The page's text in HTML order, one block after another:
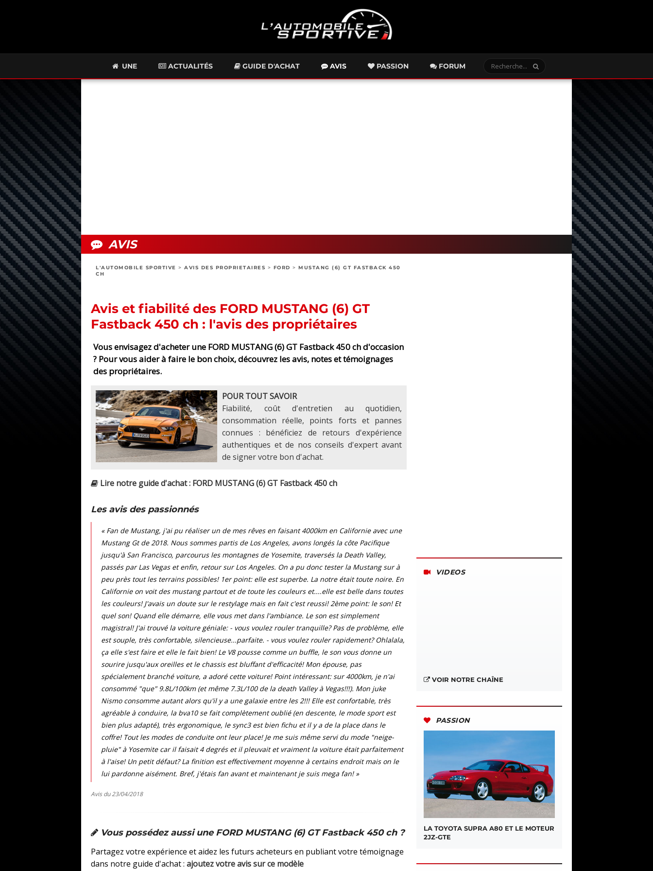
UNE ACTUALITÉS GUIDE D'ACHAT AVIS PASSION FORUM
AVIS
L'AUTOMOBILE SPORTIVE > AVIS DES PROPRIETAIRES > FORD > MUSTANG (6) GT FASTBACK 450
CH
Avis et fiabilité des FORD MUSTANG (6) GT
Fastback 450 ch : l'avis des propriétaires
Vous envisagez d'acheter une FORD MUSTANG (6) GT Fastback 450 ch d'occasion
? Pour vous aider à faire le bon choix, découvrez les avis, notes et témoignages
des propriétaires.
POUR TOUT SAVOIR
Fiabilité, coût d'entretien au quotidien,
consommation réelle, points forts et pannes
connues : bénéficiez de retours d'expérience
authentiques et de nos conseils d'expert avant
de signer votre bon d'achat.
Lire notre guide d'achat : FORD MUSTANG (6) GT Fastback 450 ch
Les avis des passionnés
« Fan de Mustang, j'ai pu réaliser un de mes rêves en faisant 4000km en Californie avec une
Mustang Gt de 2018. Nous sommes partis de Los Angeles, avons longés la côte Pacifique
jusqu'à San Francisco, parcourus les montagnes de Yosemite, traversés la Death Valley,
passés par Las Vegas et enfin, retour sur Los Angeles. On a pu donc tester la Mustang sur à
peu près tout les terrains possibles! 1er point: elle est superbe. La notre était toute noire. En
Californie on voit des mustang partout et de toute les couleurs et....elle est belle dans toutes
les couleurs! J'avais un doute sur le restylage mais en fait c'est reussi! 2ème point: le son! Et
quel son! Quand elle démarre, elle vous met dans l'ambiance. Le son est simplement
magistral! J'ai trouvé la voiture géniale: - vous voulez rouler tranquille? Pas de problème, elle
est souple, très confortable, silencieuse...parfaite. - vous voulez rouler rapidement? Ohlalala,
ça elle s'est faire et elle le fait bien! Le V8 pousse comme un buffle, le son vous donne un
sourire jusqu'aux oreilles et le chassis est bluffant d'efficacité! Mon épouse, pas
spécialement branché voiture, a adoré cette voiture! Point intéressant: sur 4000km, je n'ai
consommé "que" 9.8L/100km (et même 7.3L/100 de la death Valley à Vegas!!!). Mon juke
Nismo consomme autant alors qu'il y a une galaxie entre les 2!!! Elle est confortable, très
agréable à conduire, la bva10 se fait complètement oublié (en descente, le mode sport est
bien plus adapté), très ergonomique, le sync3 est bien fichu et il y a de la place dans le
coffre! Tout les modes de conduite ont leur place! Je me suis même servi du mode "neige-
pluie" à Yosemite car il faisait 4 degrés et il pleuvait et vraiment la voiture était parfaitement
à l'aise! Un petit défaut? La finition est effectivement moyenne à certains endroit mais on le
lui pardonne aisément. Bref, j'étais fan avant et maintenant je suis mega fan! »
Avis du 23/04/2018
Vous possédez aussi une FORD MUSTANG (6) GT Fastback 450 ch ?
Partagez votre expérience et aidez les futurs acheteurs en publiant votre témoignage
dans notre guide d'achat : ajoutez votre avis sur ce modèle
VIDEOS
VOIR NOTRE CHAÎNE
PASSION
LA TOYOTA SUPRA A80 ET LE MOTEUR
2JZ-GTE